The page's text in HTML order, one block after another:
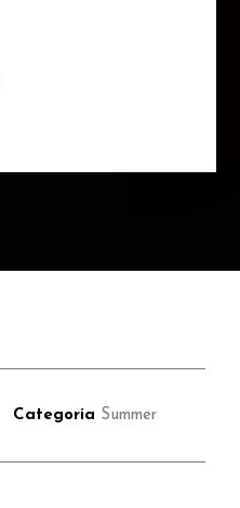
Categoria Summer